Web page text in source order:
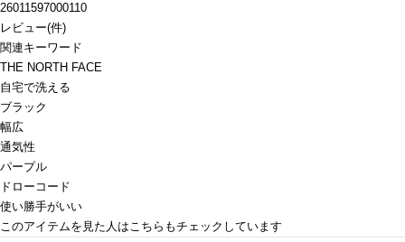
26011597000110
レビュー(件)
関連キーワード
THE NORTH FACE
自宅で洗える
ブラック
幅広
通気性
パープル
ドローコード
使い勝手がいい
このアイテムを見た人はこちらもチェックしています